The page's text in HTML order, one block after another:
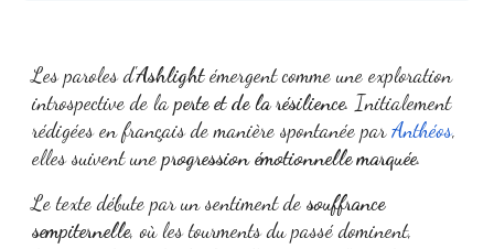
Les paroles d'Ashlightémergent comme une exploration
introspective de laperte et de la résilience. Initialement
rédigées en français de manière spontanée parAnthéos,
elles suivent uneprogression émotionnelle marquée.
Le texte débute par un sentiment desouffrance
sempiternelle, où les tourments du passé dominent,